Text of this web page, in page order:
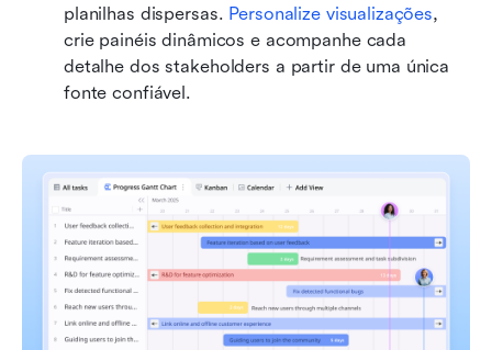
planilhas dispersas. Personalize visualizações,
crie painéis dinâmicos e acompanhe cada
detalhe dos stakeholders a partir de uma única
fonte confiável.